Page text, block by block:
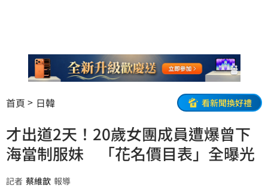
首頁 日韓 看新聞換好禮
才出道2天！20歲女團成員遭爆曾下
海當制服妹 「花名價目表」全曝光
記者 蔡維歆 報導